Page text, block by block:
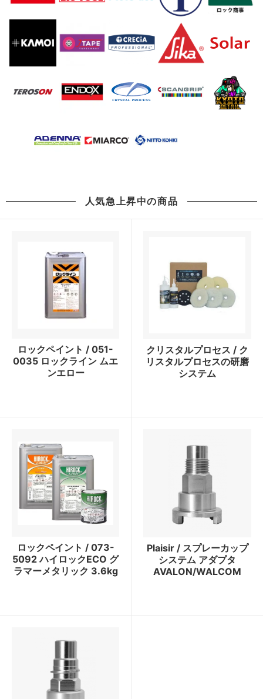
人気急上昇中の商品
ロックペイント / 051-
0035 ロックライン ムエ
ンエロー
クリスタルプロセス / ク
リスタルプロセスの研磨
システム
ロックペイント / 073-
5092 ハイロックECO グ
ラマーメタリック 3.6kg
Plaisir / スプレーカップ
システム アダプタ
AVALON/WALCOM